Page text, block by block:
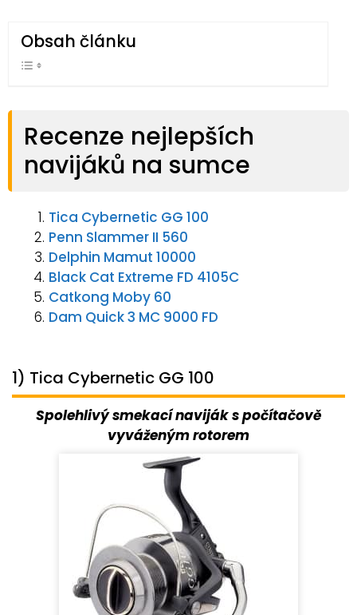
Obsah článku
Recenze nejlepších
navijáků na sumce
Tica Cybernetic GG 100
Penn Slammer II 560
Delphin Mamut 10000
Black Cat Extreme FD 4105C
Catkong Moby 60
Dam Quick 3 MC 9000 FD
1) Tica Cybernetic GG 100
Spolehlivý smekací naviják s počítačově
vyváženým rotorem